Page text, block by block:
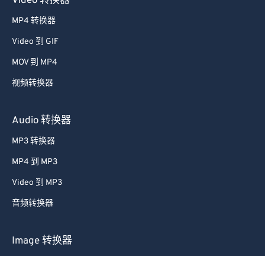
MP4 转换器
Video 到 GIF
MOV 到 MP4
视频转换器
Audio 转换器
MP3 转换器
MP4 到 MP3
Video 到 MP3
音频转换器
Image 转换器